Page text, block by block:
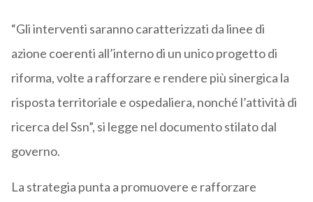
“Gli interventi saranno caratterizzati da linee di
azione coerenti all’interno di un unico progetto di
riforma, volte a rafforzare e rendere più sinergica la
risposta territoriale e ospedaliera, nonché l’attività di
ricerca del Ssn”, si legge nel documento stilato dal
governo.
La strategia punta a promuovere e rafforzare